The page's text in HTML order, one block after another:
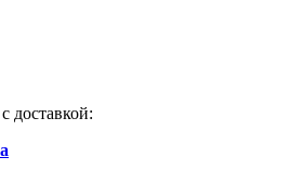
доставкой: